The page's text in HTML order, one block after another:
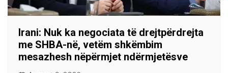
Irani: Nuk ka negociata të drejtpërdrejta
me SHBA-në, vetëm shkëmbim
mesazhesh nëpërmjet ndërmjetësve